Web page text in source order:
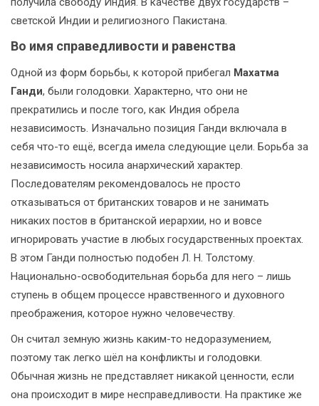
светской Индии и религиозного Пакистана.
Во имя справедливости и равенства
Одной из форм борьбы, к которой прибегал Махатма
Ганди, были голодовки. Характерно, что они не
прекратились и после того, как Индия обрела
независимость. Изначально позиция Ганди включала в
себя что-то ещё, всегда имела следующие цели. Борьба за
независимость носила анархический характер.
Последователям рекомендовалось не просто
отказываться от британских товаров и не занимать
никаких постов в британской иерархии, но и вовсе
игнорировать участие в любых государственных проектах.
В этом Ганди полностью подобен Л. Н. Толстому.
Национально-освободительная борьба для него – лишь
ступень в общем процессе нравственного и духовного
преображения, которое нужно человечеству.
Он считал земную жизнь каким-то недоразумением,
поэтому так легко шёл на конфликты и голодовки.
Обычная жизнь не представляет никакой ценности, если
она происходит в мире несправедливости. На практике же